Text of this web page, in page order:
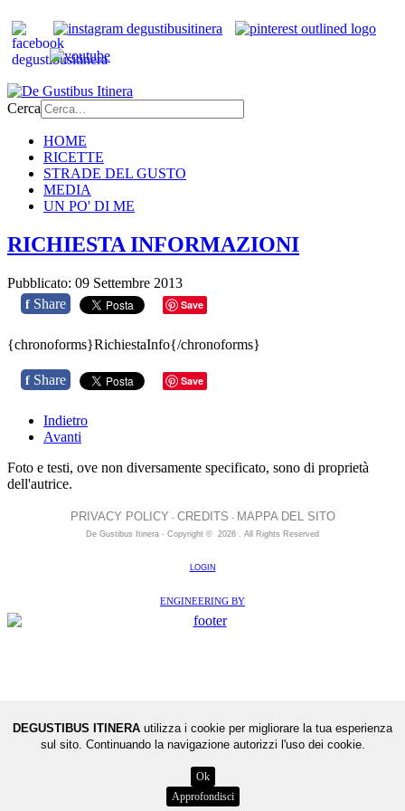
Cerca
HOME
RICETTE
STRADE DEL GUSTO
MEDIA
UN PO' DI ME
RICHIESTA INFORMAZIONI
Pubblicato: 09 Settembre 2013
f Share Save
{chronoforms}RichiestaInfo{/chronoforms}
f Share Save
Indietro
Avanti
Foto e testi, ove non diversamente specificato, sono di proprietà
dell'autrice.
PRIVACY POLICY - CREDITS - MAPPA DEL SITO
De Gustibus Itinera - Copyright © 2026 All Rights Reserved
LOGIN
ENGINEERING BY
DEGUSTIBUS ITINERA utilizza i cookie per migliorare la tua esperienza
sul sito. Continuando la navigazione autorizzi l'uso dei cookie.
Ok
Approfondisci